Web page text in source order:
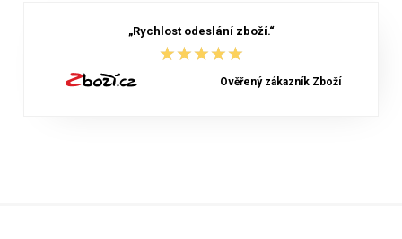
„Rychlost odeslání zboží.“
★★★★★
★★★★★
Ověřený zákazník Zboží